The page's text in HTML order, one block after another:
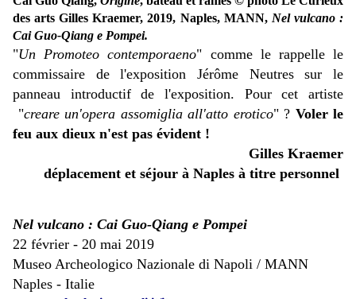
des arts Gilles Kraemer, 2019, Naples, MANN, Nel vulcano :
Cai Guo-Qiang e Pompei.
"Un Promoteo contemporaeno" comme le rappelle le
commissaire de l'exposition Jérôme Neutres sur le
panneau introductif de l'exposition. Pour cet artiste
"creare un'opera assomiglia all'atto erotico" ? Voler le
feu aux dieux n'est pas évident !
Gilles Kraemer
déplacement et séjour à Naples à titre personnel
Nel vulcano : Cai Guo-Qiang e Pompei
22 février - 20 mai 2019
Museo Archeologico Nazionale di Napoli / MANN
Naples - Italie